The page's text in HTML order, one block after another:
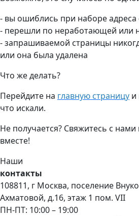
- вы ошиблись при наборе адреса
- перешли по неработающей или
- запрашиваемой страницы
или она была удалена
Что же делать?
Перейдите на главную страницу и
что искали.
Не получается? Свяжитесь с
вместе!
Наши
контакты
108811, г Москва, поселение
Ахматовой, д.16, этаж 1 пом. VII
ПН-ПТ: 10:00 – 19:00